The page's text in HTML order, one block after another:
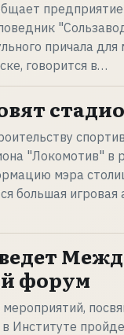
причала
говорится в…
"Локомотив" в
мэра
большая
форум
Институте